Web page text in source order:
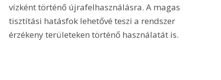
vízként történő újrafelhasználásra. A magas
tisztítási hatásfok lehetővé teszi a rendszer
érzékeny területeken történő használatát is.